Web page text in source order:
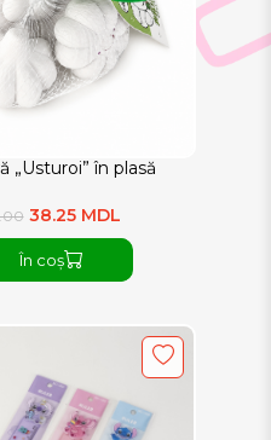
„Usturoi” în plasă
38.25 MDL
În coș